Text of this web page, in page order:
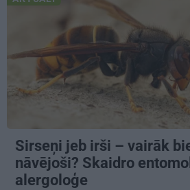
Sirseņi jeb irši – vairāk
nāvējoši? Skaidro
alergoloģe